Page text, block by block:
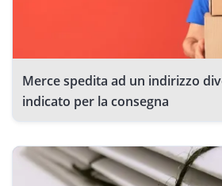
Merce spedita ad un indirizzo
indicato per la consegna